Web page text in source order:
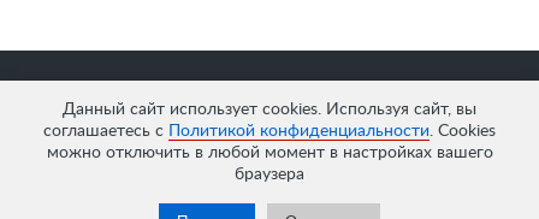
Данный сайт использует cookies. Используя сайт, вы
соглашаетесь с
Политикой конфиденциальности. Cookies
можно отключить в любой момент в настройках вашего
браузера